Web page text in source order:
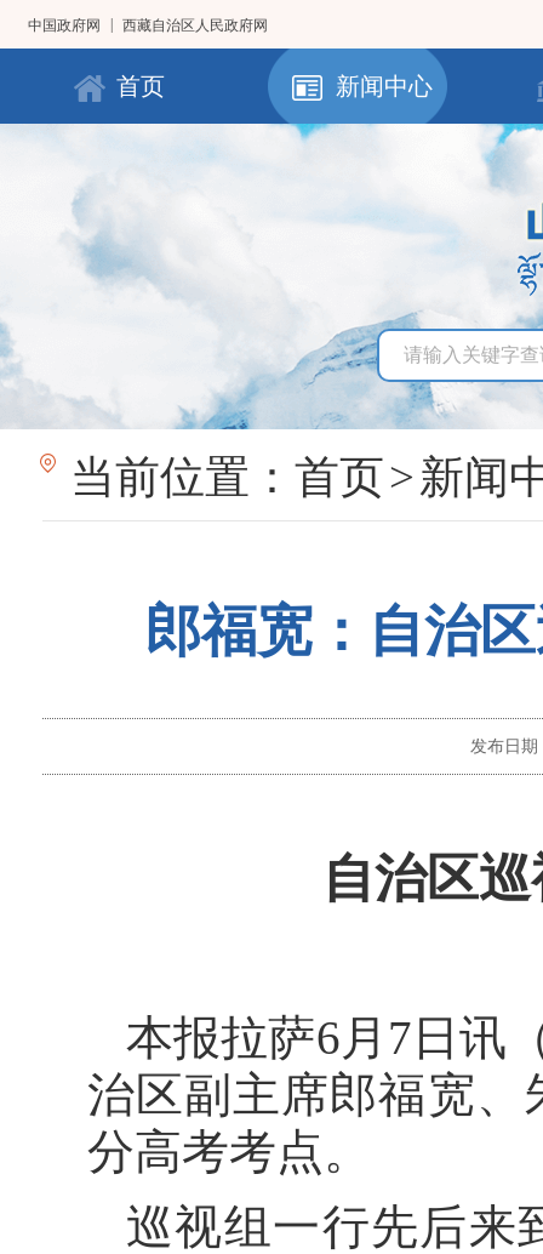
中国政府网 西藏自治区人民政府网
首页 新闻中心
当前位置： 首页>新闻
郎福宽：自治
发布日期
自治区
本报拉萨6月7日讯
治区副主席郎福宽
分高考考点。
巡视组一行先后来